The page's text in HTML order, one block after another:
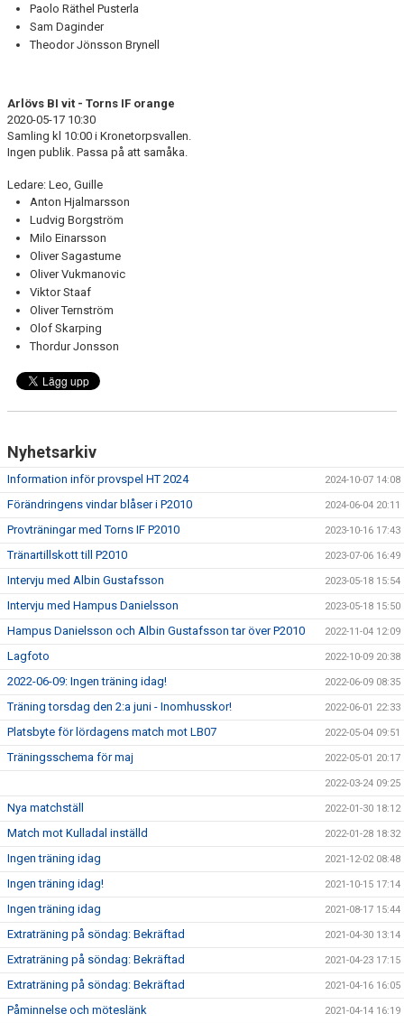
Paolo Räthel Pusterla
Sam Daginder
Theodor Jönsson Brynell
Arlövs BI vit - Torns IF orange
2020-05-17 10:30
Samling kl 10:00 i Kronetorpsvallen.
Ingen publik. Passa på att samåka.
Ledare: Leo, Guille
Anton Hjalmarsson
Ludvig Borgström
Milo Einarsson
Oliver Sagastume
Oliver Vukmanovic
Viktor Staaf
Oliver Ternström
Olof Skarping
Thordur Jonsson
Nyhetsarkiv
Information inför provspel HT 2024 2024-10-07 14:08
Förändringens vindar blåser i P2010 2024-06-04 20:11
Provträningar med Torns IF P2010 2023-10-16 17:43
Tränartillskott till P2010 2023-07-06 16:49
Intervju med Albin Gustafsson 2023-05-18 15:54
Intervju med Hampus Danielsson 2023-05-18 15:50
Hampus Danielsson och Albin Gustafsson tar över P2010 2022-11-04 12:09
Lagfoto 2022-10-09 20:38
2022-06-09: Ingen träning idag! 2022-06-09 08:35
Träning torsdag den 2:a juni - Inomhusskor! 2022-06-01 22:33
Platsbyte för lördagens match mot LB07 2022-05-04 09:51
Träningsschema för maj 2022-05-01 20:17
2022-03-24 09:25
Nya matchställ 2022-01-30 18:12
Match mot Kulladal inställd 2022-01-28 18:32
Ingen träning idag 2021-12-02 08:48
Ingen träning idag! 2021-10-15 17:14
Ingen träning idag 2021-08-17 15:44
Extraträning på söndag: Bekräftad 2021-04-30 13:14
Extraträning på söndag: Bekräftad 2021-04-23 17:15
Extraträning på söndag: Bekräftad 2021-04-16 16:05
Påminnelse och möteslänk 2021-04-14 16:19